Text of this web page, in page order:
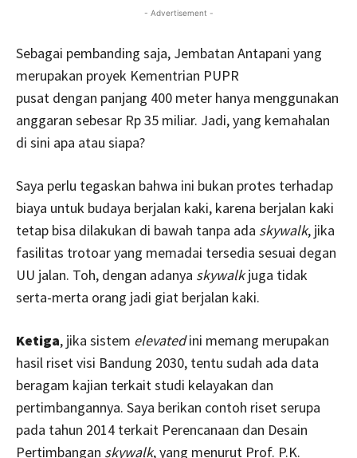
- Advertisement -
Sebagai pembanding saja, Jembatan Antapani yang
merupakan proyek Kementrian PUPR
pusat dengan panjang 400 meter hanya menggunakan
anggaran sebesar Rp 35 miliar. Jadi, yang kemahalan
di sini apa atau siapa?
Saya perlu tegaskan bahwa ini bukan protes terhadap
biaya untuk budaya berjalan kaki, karena berjalan kaki
tetap bisa dilakukan di bawah tanpa ada skywalk, jika
fasilitas trotoar yang memadai tersedia sesuai degan
UU jalan. Toh, dengan adanya skywalkjuga tidak
serta-merta orang jadi giat berjalan kaki.
Ketiga, jika sistem elevatedini memang merupakan
hasil riset visi Bandung 2030, tentu sudah ada data
beragam kajian terkait studi kelayakan dan
pertimbangannya. Saya berikan contoh riset serupa
pada tahun 2014 terkait Perencanaan dan Desain
Pertimbangan skywalk, yang menurut Prof. P.K.